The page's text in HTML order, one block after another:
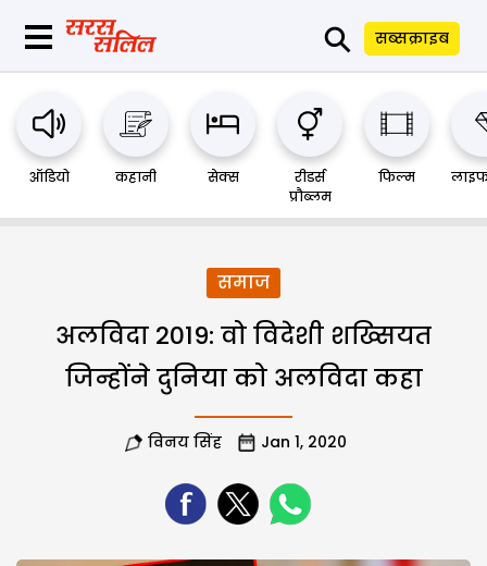
⚲ सब्सक्राइब
ऑडियो कहानी सेक्स
रीडर्स
प्रौब्लम
फिल्म
समाज
अलविदा 2019: वो विदेशी शख्सियत
जिन्होंने दुनिया को अलविदा कहा
विनय सिंह Jan 1, 2020